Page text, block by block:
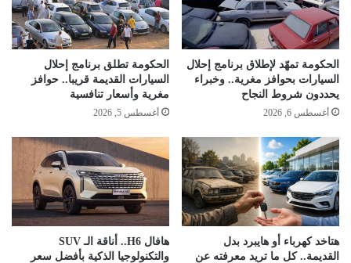
الحكومة تمهّد لإطلاق برنامج إحلال
السيارات بحوافز مغرية.. وخبراء
يحددون شروط النجاح
أغسطس 6, 2026
الحكومة تطلق برنامج إحلال
السيارات القديمة قريبا.. حوافز
مغرية وأسعار تنافسية
أغسطس 5, 2026
هتاخد كهرباء أو هايبرد بدل
القديمة.. كل ما تريد معرفته عن
هافال H6.. أناقة الـ SUV
والتكنولوجيا الذكية بأفضل سعر